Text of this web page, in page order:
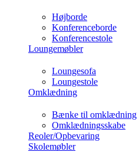
Højborde
Konferenceborde
Konferencestole
Loungemøbler
Loungesofa
Loungestole
Omklædning
Bænke til omklædning
Omklædningsskabe
Reoler/Opbevaring
Skolemøbler